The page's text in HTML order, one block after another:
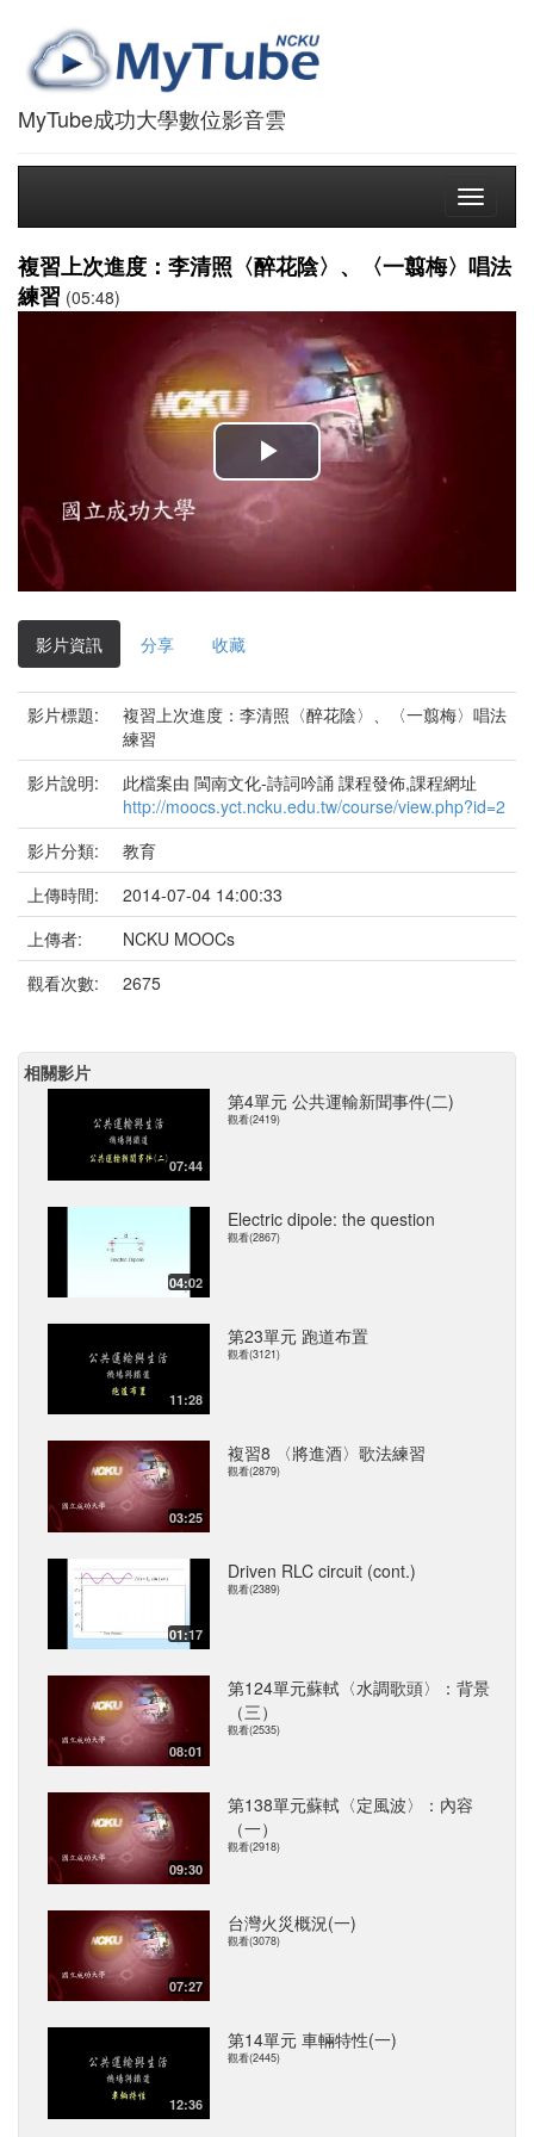
MyTube成功大學數位影音雲
Toggle
複習上次進度：李清照〈醉花陰〉、〈一翦梅〉唱法
練習 (05:48)
播
放
影
影片資訊 分享 收藏
影片標題:
複習上次進度：李清照〈醉花陰〉、〈一翦梅〉唱法
練習
影片說明:
此檔案由 閩南文化-詩詞吟誦 課程發佈,課程網址
http://moocs.yct.ncku.edu.tw/course/view.php?id=2
影片分類:
教育
上傳時間:
2014-07-04 14:00:33
上傳者:
NCKU MOOCs
觀看次數:
2675
相關影片
07:44
第4單元 公共運輸新聞事件(二)
觀看(2419)
04:02
Electric dipole: the question
觀看(2867)
11:28
第23單元 跑道布置
觀看(3121)
03:25
複習8 〈將進酒〉歌法練習
觀看(2879)
01:17
Driven RLC circuit (cont.)
觀看(2389)
08:01
第124單元蘇軾〈水調歌頭〉：背景
（三）
觀看(2535)
09:30
第138單元蘇軾〈定風波〉：內容
（一）
觀看(2918)
07:27
台灣火災概況(一)
觀看(3078)
12:36
第14單元 車輛特性(一)
觀看(2445)